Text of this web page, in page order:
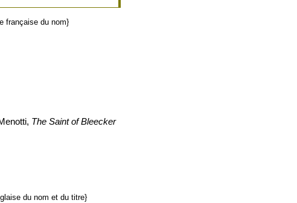
française du nom}
The Saint of Bleecker
du nom et du titre}